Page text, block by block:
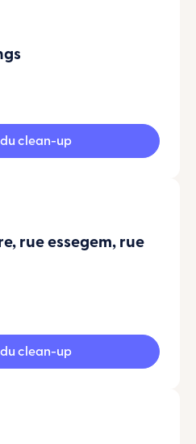
clean-up
rue essegem, rue
clean-up